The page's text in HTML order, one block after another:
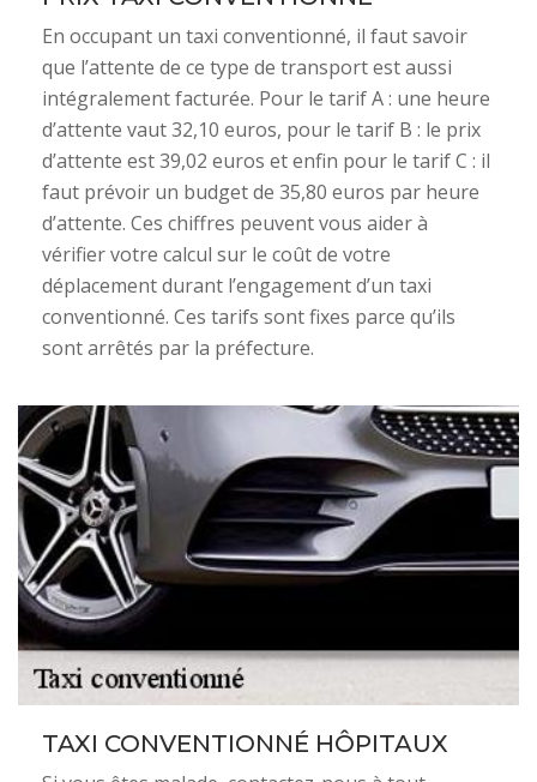
En occupant un taxi conventionné, il faut savoir
que l’attente de ce type de transport est aussi
intégralement facturée. Pour le tarif A : une heure
d’attente vaut 32,10 euros, pour le tarif B : le prix
d’attente est 39,02 euros et enfin pour le tarif C : il
faut prévoir un budget de 35,80 euros par heure
d’attente. Ces chiffres peuvent vous aider à
vérifier votre calcul sur le coût de votre
déplacement durant l’engagement d’un taxi
conventionné. Ces tarifs sont fixes parce qu’ils
sont arrêtés par la préfecture.
TAXI CONVENTIONNÉ HÔPITAUX